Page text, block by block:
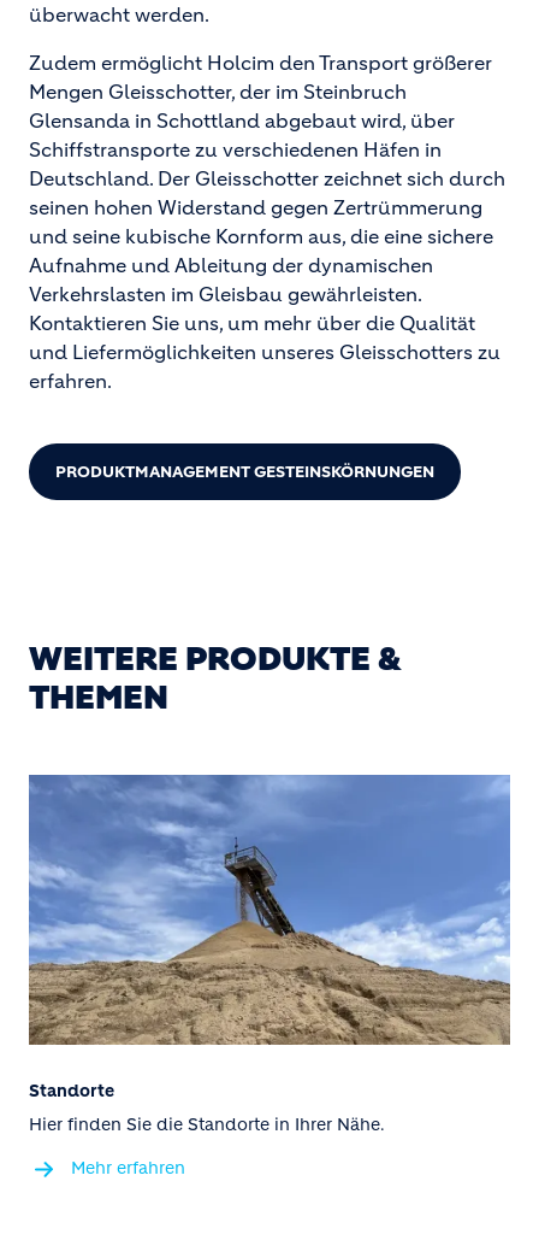
überwacht werden.
Zudem ermöglicht Holcim den Transport größerer
Mengen Gleisschotter, der im Steinbruch
Glensanda in Schottland abgebaut wird, über
Schiffstransporte zu verschiedenen Häfen in
Deutschland. Der Gleisschotter zeichnet sich durch
seinen hohen Widerstand gegen Zertrümmerung
und seine kubische Kornform aus, die eine sichere
Aufnahme und Ableitung der dynamischen
Verkehrslasten im Gleisbau gewährleisten.
Kontaktieren Sie uns, um mehr über die Qualität
und Liefermöglichkeiten unseres Gleisschotters zu
erfahren.
PRODUKTMANAGEMENT GESTEINSKÖRNUNGEN
WEITERE PRODUKTE &
THEMEN
Standorte
Hier finden Sie die Standorte in Ihrer Nähe.
Mehr erfahren